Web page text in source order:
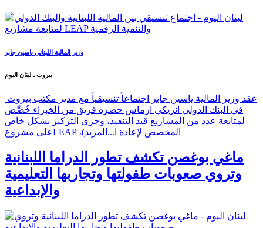
وزير المالية اللبناني ياسين جابر
بيروت ـ لبنان اليوم
في البنك الدولي انريكي ارماس حضره فريق من الخبراء خُصِّص
لمتابعة عدد من المشاريع قيد التنفيذ، وجرى التركيز بشكل خاص
على مشروعLEAP ،(المخصص لإعادة ا... المزيد
ماغي بوغصن تكشف تطور الدراما اللبنانية
وتروي صعوبات طفولتها وتجاربها التعليمية
والإبداعية